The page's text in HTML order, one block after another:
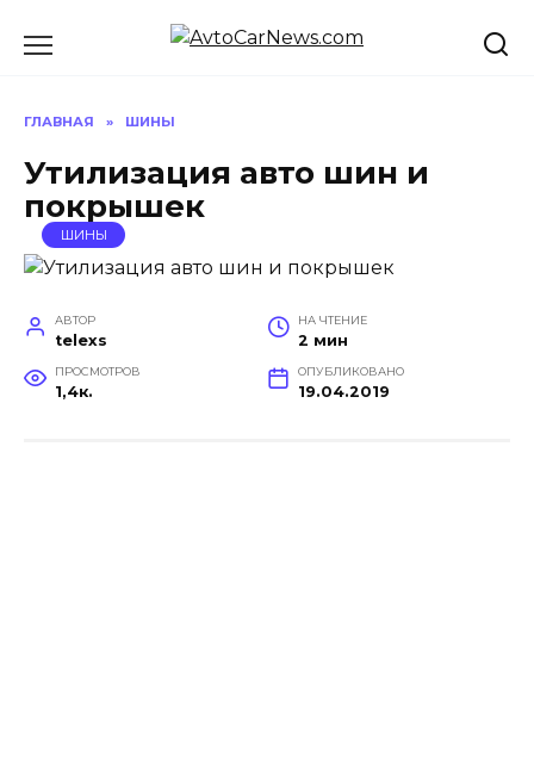
ГЛАВНАЯ » ШИНЫ
Утилизация авто шин и
покрышек
ШИНЫ
АВТОР
telexs
НА ЧТЕНИЕ
2 мин
ПРОСМОТРОВ
1,4к.
ОПУБЛИКОВАНО
19.04.2019